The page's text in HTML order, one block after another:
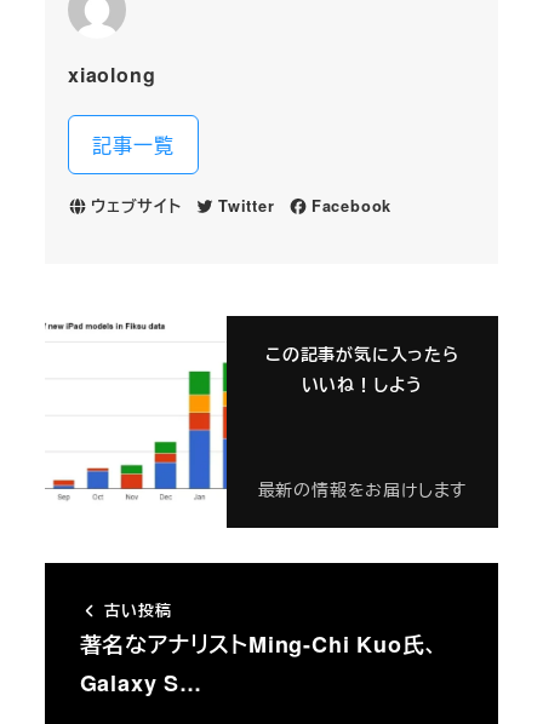
xiaolong
記事一覧
ウェブサイト Twitter Facebook
この記事が気に入ったら
いいね！しよう
最新の情報をお届けします
古い投稿
著名なアナリストMing-Chi Kuo氏、
Galaxy S…